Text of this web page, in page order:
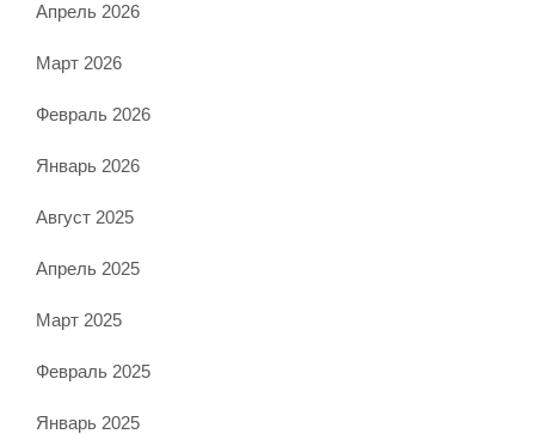
Апрель 2026
Март 2026
Февраль 2026
Январь 2026
Август 2025
Апрель 2025
Март 2025
Февраль 2025
Январь 2025